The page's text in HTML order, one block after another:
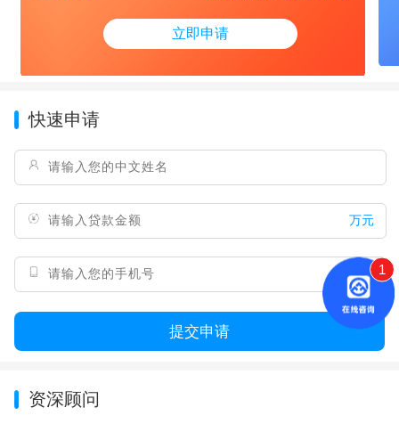
立即申请
快速申请
万元
提交申请
资深顾问
1